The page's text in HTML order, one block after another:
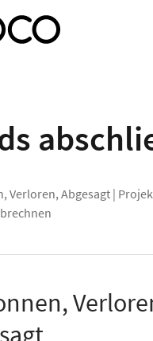
Verloren, Abgesagt|